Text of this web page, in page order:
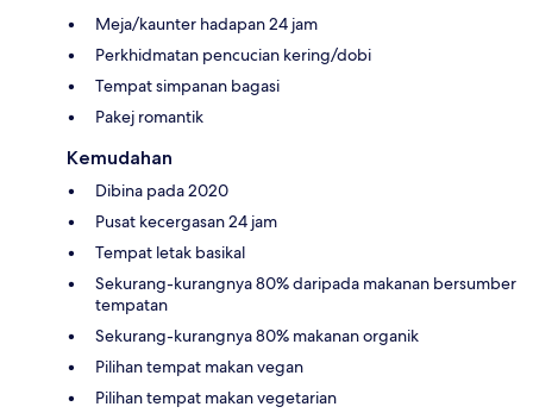
Meja/kaunter hadapan 24 jam
Perkhidmatan pencucian kering/dobi
Tempat simpanan bagasi
Pakej romantik
Kemudahan
Dibina pada 2020
Pusat kecergasan 24 jam
Tempat letak basikal
Sekurang-kurangnya 80% daripada makanan bersumber
tempatan
Sekurang-kurangnya 80% makanan organik
Pilihan tempat makan vegan
Pilihan tempat makan vegetarian